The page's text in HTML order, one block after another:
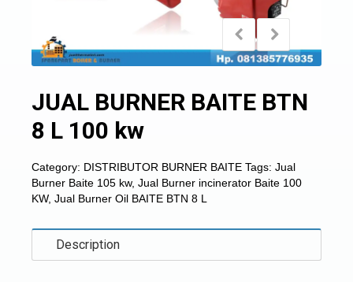
JUAL BURNER BAITE BTN
8 L 100 kw
Category: DISTRIBUTOR BURNER BAITE Tags: Jual
Burner Baite 105 kw, Jual Burner incinerator Baite 100
KW, Jual Burner Oil BAITE BTN 8 L
Description